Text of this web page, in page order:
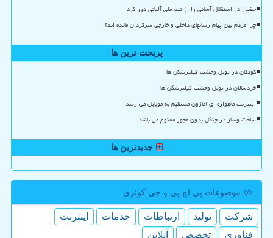
حضور در استقلال آسانی را از تیم ملی آلبانی دور کرد
چرا مردم بین پیام رسانهای داخلی و خارجی سرگردان مانده اند؟
پربحث ترین ها
کودکان در تونل وحشت فیلترشکن ها
خردسالان در تونل وحشت فیلترشکن ها
اینترنت ماهواره ای آمازون مستقیم به موبایل می رسد
ساخت وساز در جنگل بدون مجوز ممنوع می باشد
جدیدترین ها
موضوعات پی اچ پی و جی كوئری
شركت تولید ارتباطات خدمات
اینترنت
فناوری
تخصص آنلاین